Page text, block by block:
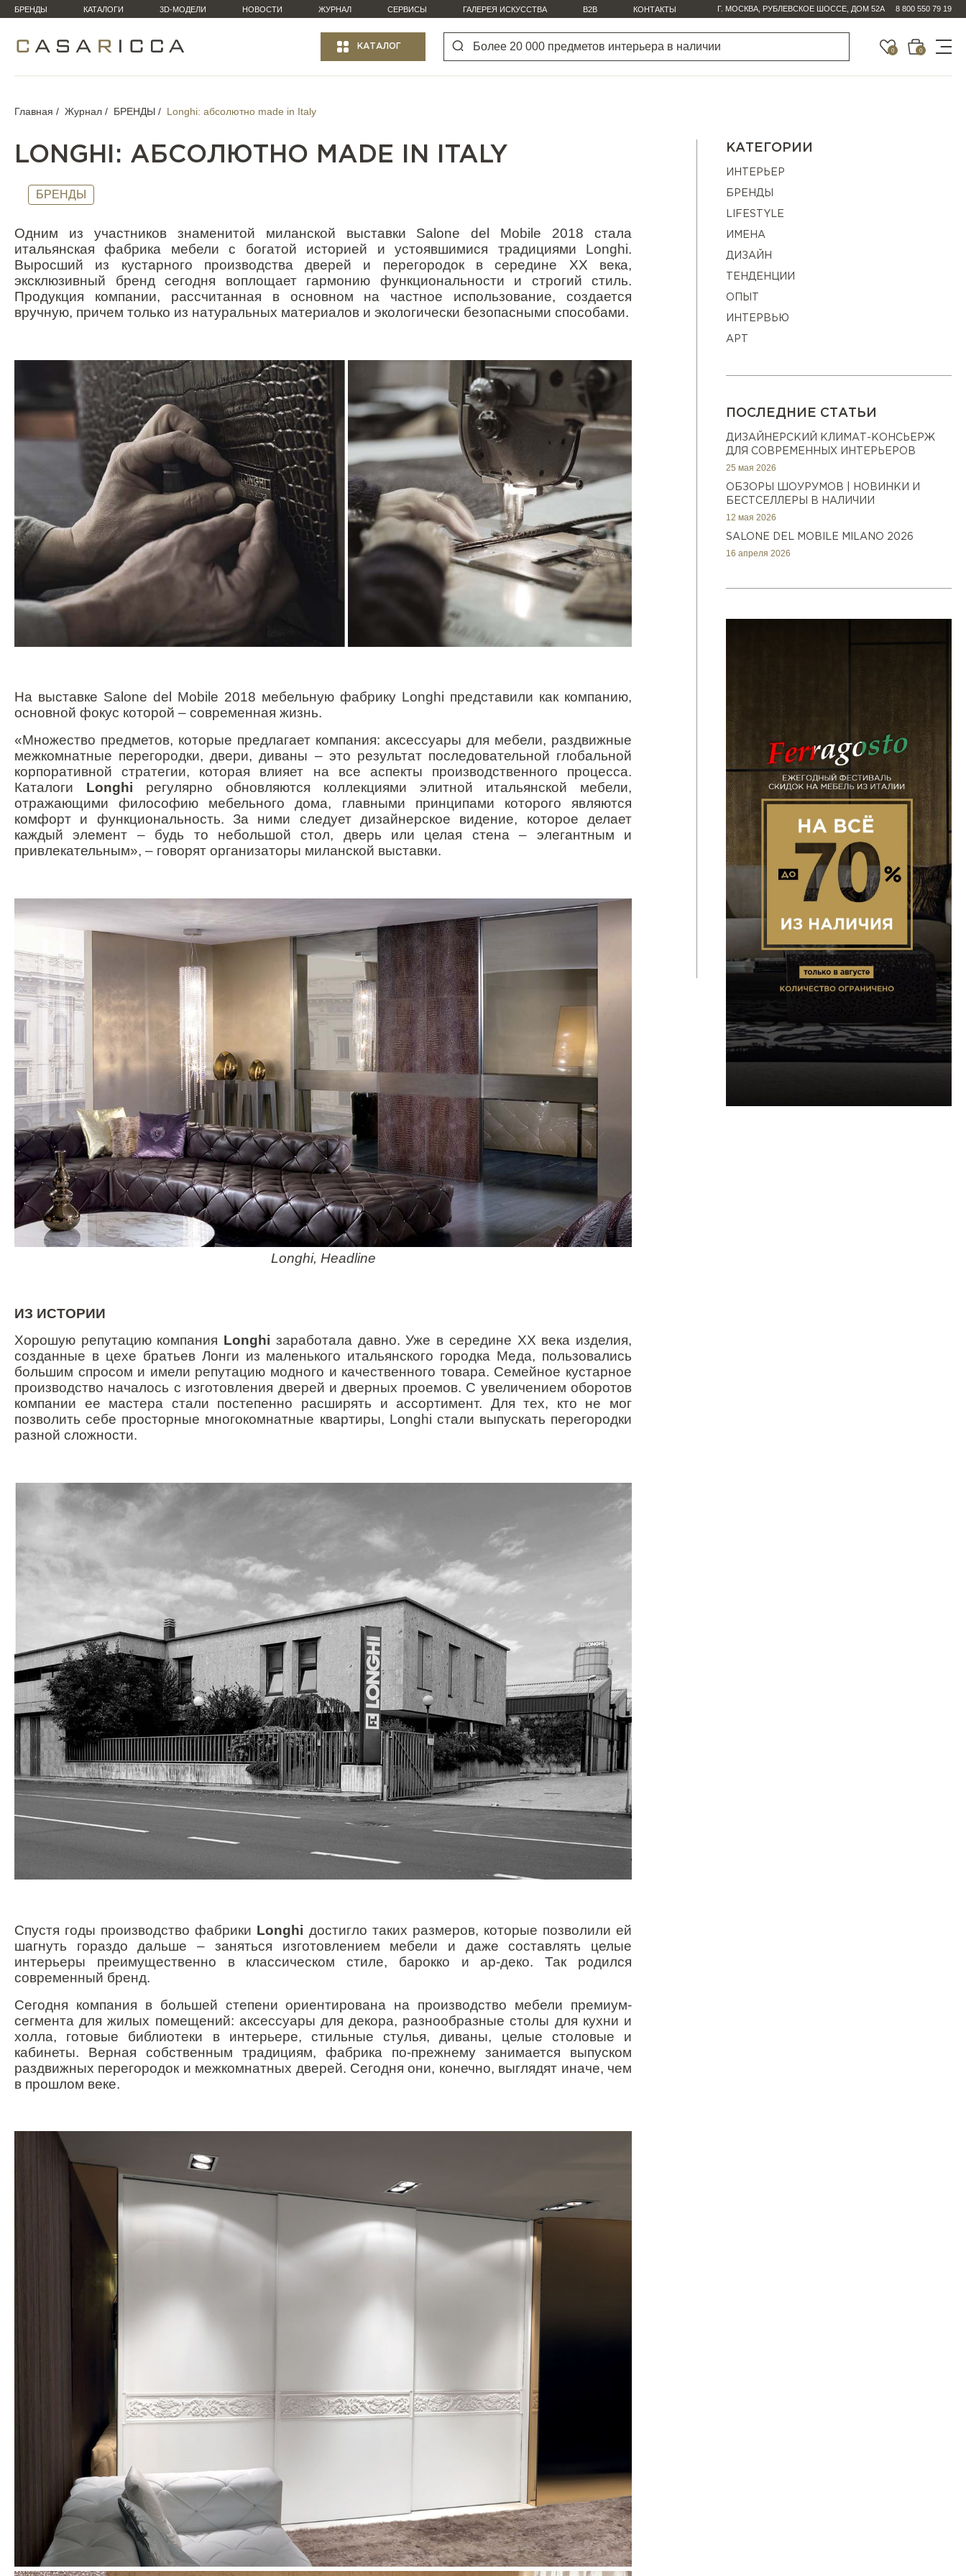
БРЕНДЫ КАТАЛОГИ 3D-МОДЕЛИ НОВОСТИ ЖУРНАЛ СЕРВИСЫ ГАЛЕРЕЯ ИСКУССТВА B2B КОНТАКТЫ Г. МОСКВА, РУБЛЕВСКОЕ ШОССЕ, ДОМ 52А 8 800 550 79 19
КАТАЛОГ 0 0
Главная Журнал БРЕНДЫ Longhi: абсолютно made in Italy
LONGHI: АБСОЛЮТНО MADE IN ITALY
БРЕНДЫ
Одним из участников знаменитой миланской выставки Salone del Mobile 2018 стала
итальянская фабрика мебели с богатой историей и устоявшимися традициями Longhi.
Выросший из кустарного производства дверей и перегородок в середине XX века,
эксклюзивный бренд сегодня воплощает гармонию функциональности и строгий стиль.
Продукция компании, рассчитанная в основном на частное использование, создается
вручную, причем только из натуральных материалов и экологически безопасными способами.
На выставке Salone del Mobile 2018 мебельную фабрику Longhi представили как компанию,
основной фокус которой – современная жизнь.
«Множество предметов, которые предлагает компания: аксессуары для мебели, раздвижные
межкомнатные перегородки, двери, диваны – это результат последовательной глобальной
корпоративной стратегии, которая влияет на все аспекты производственного процесса.
Каталоги Longhi регулярно обновляются коллекциями элитной итальянской мебели,
отражающими философию мебельного дома, главными принципами которого являются
комфорт и функциональность. За ними следует дизайнерское видение, которое делает
каждый элемент – будь то небольшой стол, дверь или целая стена – элегантным и
привлекательным», – говорят организаторы миланской выставки.
Longhi, Headline
ИЗ ИСТОРИИ
Хорошую репутацию компания Longhi заработала давно. Уже в середине XX века изделия,
созданные в цехе братьев Лонги из маленького итальянского городка Меда, пользовались
большим спросом и имели репутацию модного и качественного товара. Семейное кустарное
производство началось с изготовления дверей и дверных проемов. С увеличением оборотов
компании ее мастера стали постепенно расширять и ассортимент. Для тех, кто не мог
позволить себе просторные многокомнатные квартиры, Longhi стали выпускать перегородки
разной сложности.
Спустя годы производство фабрики Longhi достигло таких размеров, которые позволили ей
шагнуть гораздо дальше – заняться изготовлением мебели и даже составлять целые
интерьеры преимущественно в классическом стиле, барокко и ар-деко. Так родился
современный бренд.
Сегодня компания в большей степени ориентирована на производство мебели премиум-
сегмента для жилых помещений: аксессуары для декора, разнообразные столы для кухни и
холла, готовые библиотеки в интерьере, стильные стулья,диваны, целые столовые и
кабинеты. Верная собственным традициям, фабрика по-прежнему занимается выпуском
раздвижных перегородок и межкомнатных дверей. Сегодня они, конечно, выглядят иначе, чем
в прошлом веке.
КАТЕГОРИИ
ИНТЕРЬЕР
БРЕНДЫ
LIFESTYLE
ИМЕНА
ДИЗАЙН
ТЕНДЕНЦИИ
ОПЫТ
ИНТЕРВЬЮ
АРТ
ПОСЛЕДНИЕ СТАТЬИ
ДИЗАЙНЕРСКИЙ КЛИМАТ-КОНСЬЕРЖ
ДЛЯ СОВРЕМЕННЫХ ИНТЕРЬЕРОВ
25 мая 2026
ОБЗОРЫ ШОУРУМОВ | НОВИНКИ И
БЕСТСЕЛЛЕРЫ В НАЛИЧИИ
12 мая 2026
SALONE DEL MOBILE MILANO 2026
16 апреля 2026